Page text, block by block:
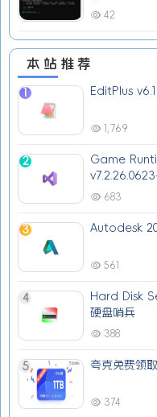
42
本站推荐
EditPlus
1,769
2
Game
683
3 Autodesk
561
4
Hard Disk
硬盘哨兵
388
5 夸克免费领
374